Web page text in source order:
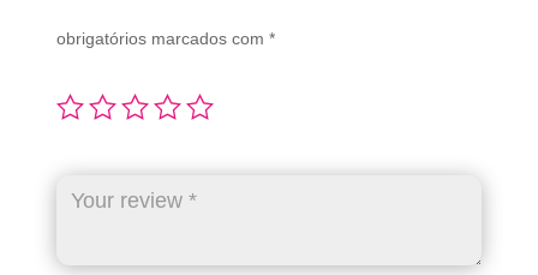
obrigatórios marcados com *